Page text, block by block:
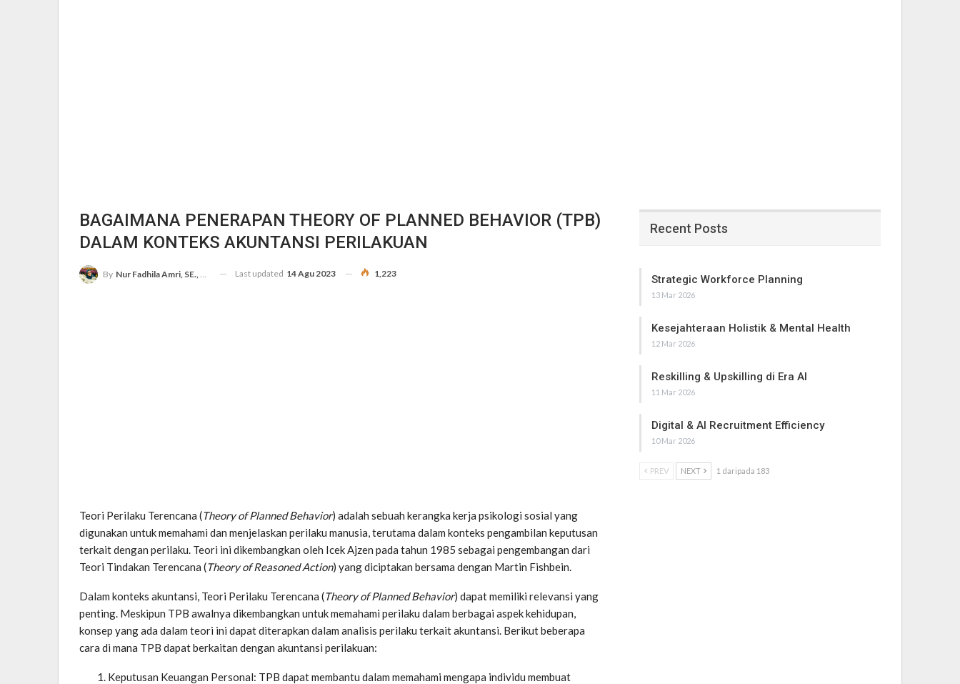
BAGAIMANA PENERAPAN THEORY OF PLANNED BEHAVIOR (TPB)
DALAM KONTEKS AKUNTANSI PERILAKUAN
By Nur Fadhila Amri, SE., Ak., M.Si Last updated 14 Agu 2023 1,223
Teori Perilaku Terencana (Theory of Planned Behavior) adalah sebuah kerangka kerja psikologi sosial yang
digunakan untuk memahami dan menjelaskan perilaku manusia, terutama dalam konteks pengambilan keputusan
terkait dengan perilaku. Teori ini dikembangkan oleh Icek Ajzen pada tahun 1985 sebagai pengembangan dari
Teori Tindakan Terencana (Theory of Reasoned Action) yang diciptakan bersama dengan Martin Fishbein.
Dalam konteks akuntansi, Teori Perilaku Terencana (Theory of Planned Behavior) dapat memiliki relevansi yang
penting. Meskipun TPB awalnya dikembangkan untuk memahami perilaku dalam berbagai aspek kehidupan,
konsep yang ada dalam teori ini dapat diterapkan dalam analisis perilaku terkait akuntansi. Berikut beberapa
cara di mana TPB dapat berkaitan dengan akuntansi perilakuan:
Keputusan Keuangan Personal: TPB dapat membantu dalam memahami mengapa individu membuat
Recent Posts
Strategic Workforce Planning
13 Mar 2026
Kesejahteraan Holistik & Mental Health
12 Mar 2026
Reskilling & Upskilling di Era AI
11 Mar 2026
Digital & AI Recruitment Efficiency
10 Mar 2026
PREV NEXT 1 daripada 183